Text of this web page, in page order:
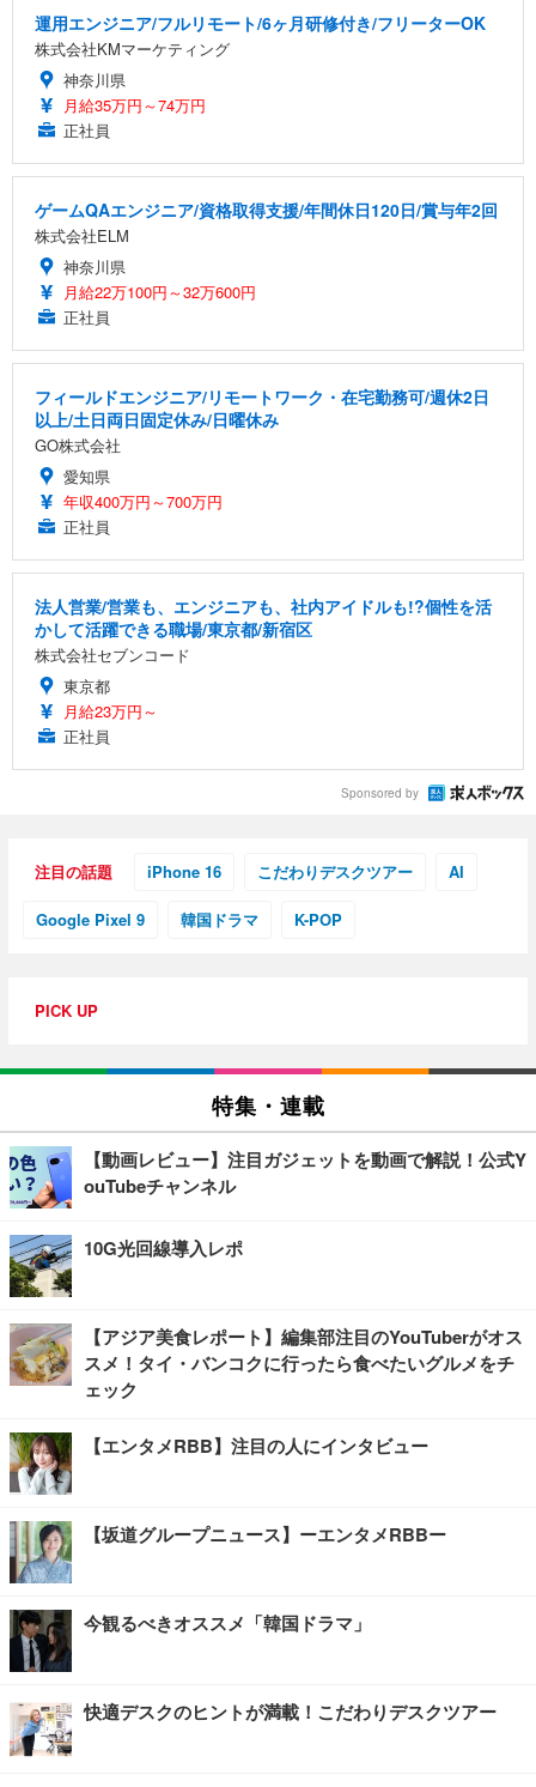
運用エンジニア/フルリモート/6ヶ月研修付き/フリーターOK
株式会社KMマーケティング
神奈川県
月給35万円～74万円
正社員
ゲームQAエンジニア/資格取得支援/年間休日120日/賞与年2回
株式会社ELM
神奈川県
月給22万100円～32万600円
正社員
フィールドエンジニア/リモートワーク・在宅勤務可/週休2日
以上/土日両日固定休み/日曜休み
GO株式会社
愛知県
年収400万円～700万円
正社員
法人営業/営業も、エンジニアも、社内アイドルも!?個性を活
かして活躍できる職場/東京都/新宿区
株式会社セブンコード
東京都
月給23万円～
正社員
Sponsored by
注目の話題 iPhone 16 こだわりデスクツアー AI
Google Pixel 9 韓国ドラマ K-POP
PICK UP
特集・連載
【動画レビュー】注目ガジェットを動画で解説！公式Y
ouTubeチャンネル
10G光回線導入レポ
【アジア美食レポート】編集部注目のYouTuberがオス
スメ！タイ・バンコクに行ったら食べたいグルメをチ
ェック
【エンタメRBB】注目の人にインタビュー
【坂道グループニュース】ーエンタメRBBー
今観るべきオススメ「韓国ドラマ」
快適デスクのヒントが満載！こだわりデスクツアー